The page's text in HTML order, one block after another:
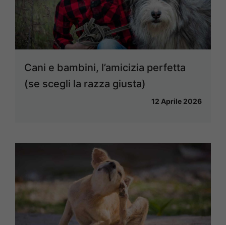
Cani e bambini, l’amicizia perfetta
(se scegli la razza giusta)
12 Aprile 2026